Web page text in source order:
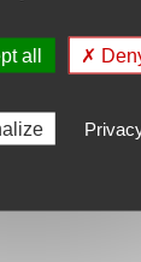
d’une
all ✗